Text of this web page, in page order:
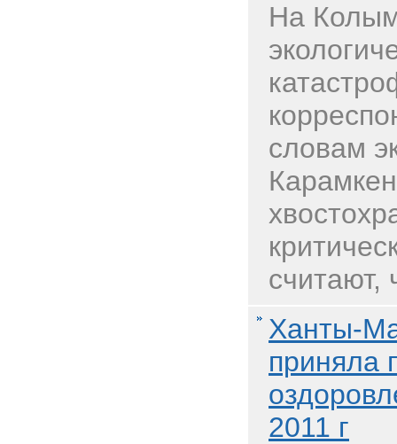
На
словам
считают,
Ханты-
приняла
2011 г